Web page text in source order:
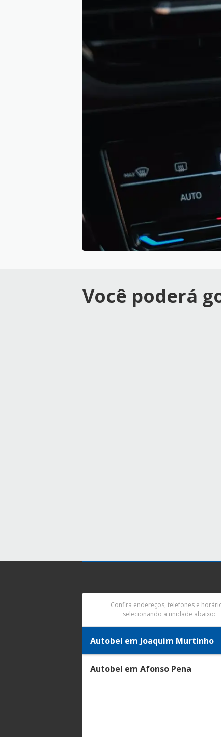
Você poderá
Confira endereços, telefones e
selecionando a unidade abaixo:
Autobel em Joaquim Murtinho
Autobel em Afonso Pena